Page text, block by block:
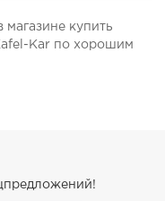
магазине купить
Kar по хорошим